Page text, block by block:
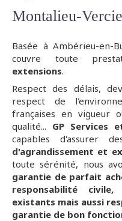
Montalieu-
Basée à Ambérieu-en-
couvre toute
extensions.
Respect des délais,
respect de
françaises en vigueur
qualité... GP Services
capables d'assurer
d'agrandissement et
toute sérénité, nous
garantie de parfait
responsabilité civile,
existants mais aussi
garantie de bon